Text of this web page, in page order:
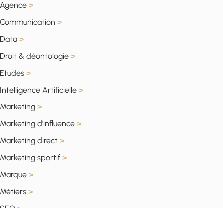
Agence >
Communication >
Data >
Droit & déontologie >
Etudes >
Intelligence Artificielle >
Marketing >
Marketing d'influence >
Marketing direct >
Marketing sportif >
Marque >
Métiers >